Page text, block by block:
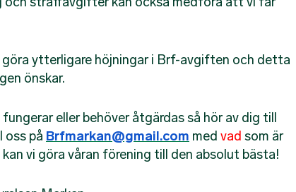
ytterligare höjningar i Brf-avgiften och detta
önskar.
eller behöver åtgärdas så hör av dig till
oss på Brfmarkan@gmail.com med vad som är
vi göra våran förening till den absolut bästa!